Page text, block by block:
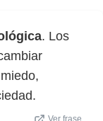
. Los
Ver frase